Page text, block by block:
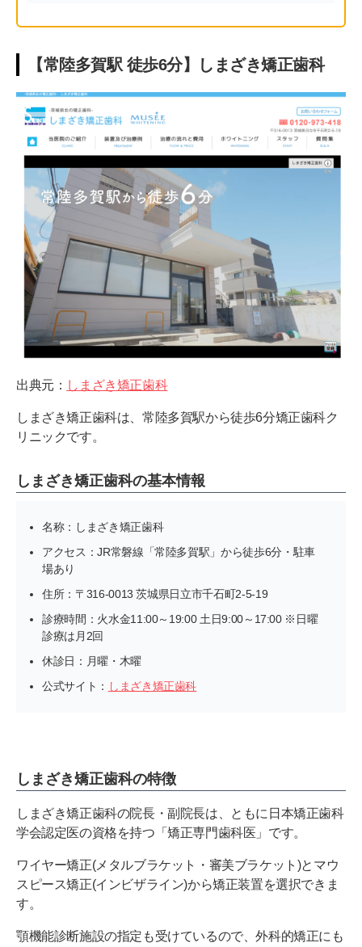
【常陸多賀駅 徒歩6分】しまざき矯正歯科
出典元： しまざき矯正歯科
しまざき矯正歯科は、常陸多賀駅から徒歩6分矯正歯科ク
リニックです。
しまざき矯正歯科の基本情報
名称：しまざき矯正歯科
アクセス：JR常磐線「常陸多賀駅」から徒歩6分・駐車
場あり
住所：〒316-0013 茨城県日立市千石町2-5-19
診療時間：火水金11:00～19:00 土日9:00～17:00 ※日曜
診療は月2回
休診日：月曜・木曜
公式サイト： しまざき矯正歯科
しまざき矯正歯科の特徴
しまざき矯正歯科の院長・副院長は、ともに日本矯正歯科
学会認定医の資格を持つ「矯正専門歯科医」です。
ワイヤー矯正(メタルブラケット・審美ブラケット)とマウ
スピース矯正(インビザライン)から矯正装置を選択できま
す。
顎機能診断施設の指定も受けているので、外科的矯正にも